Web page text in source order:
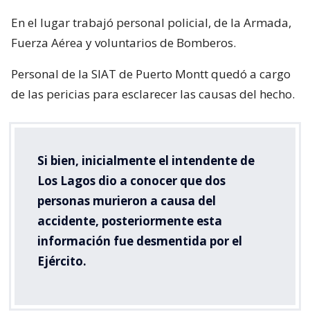
En el lugar trabajó personal policial, de la Armada,
Fuerza Aérea y voluntarios de Bomberos.
Personal de la SIAT de Puerto Montt quedó a cargo
de las pericias para esclarecer las causas del hecho.
Si bien, inicialmente el intendente de
Los Lagos dio a conocer que dos
personas murieron a causa del
accidente, posteriormente esta
información fue desmentida por el
Ejército.